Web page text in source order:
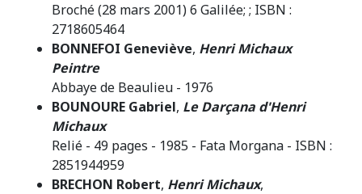
Broché (28 mars 2001) 6 Galilée; ; ISBN :
2718605464
BONNEFOI Geneviève, Henri Michaux
Peintre
Abbaye de Beaulieu - 1976
BOUNOURE Gabriel, Le Darçana d'Henri
Michaux
Relié - 49 pages - 1985 - Fata Morgana - ISBN :
2851944959
BRECHON Robert, Henri Michaux,